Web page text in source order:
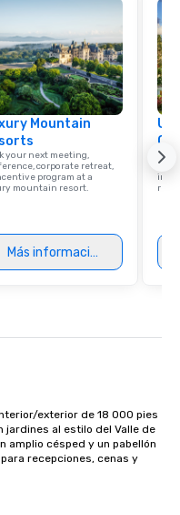
Mountain
your next meeting,
corporate retreat,
program at a
mountain resort.
Más información
Find
exterior de 18 000 pies
jardines al estilo del Valle de
amplio césped y un pabellón
recepciones, cenas y